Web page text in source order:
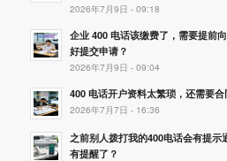
2026年7月9日 - 09:18
企业 400 电话该缴费了，需要提前
好提交申请？
2026年7月9日 - 09:04
400 电话开户资料太繁琐，还需要
2026年7月7日 - 16:36
之前别人拨打我的400电话会有提
有提醒了？